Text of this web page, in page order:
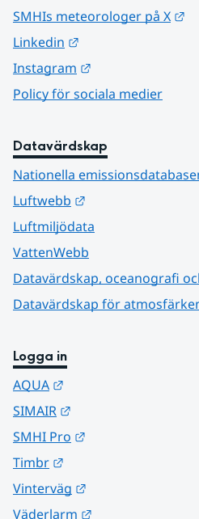
SMHIs meteorologer på X
Linkedin
Instagram
Policy för sociala medier
Datavärdskap
Nationella
Luftwebb
Luftmiljödata
VattenWebb
Datavärdskap, oceanografi
Datavärdskap för
Logga in
AQUA
SIMAIR
SMHI Pro
Timbr
Vinterväg
Väderlarm